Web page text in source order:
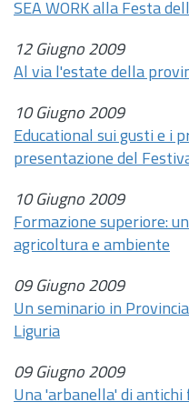
SEA WORK alla Festa
12 Giugno 2009
Al via l'estate della
10 Giugno 2009
Educational sui gusti e i
presentazione del
10 Giugno 2009
Formazione superiore:
agricoltura e ambiente
09 Giugno 2009
Un seminario in
Liguria
09 Giugno 2009
Una 'arbanella' di